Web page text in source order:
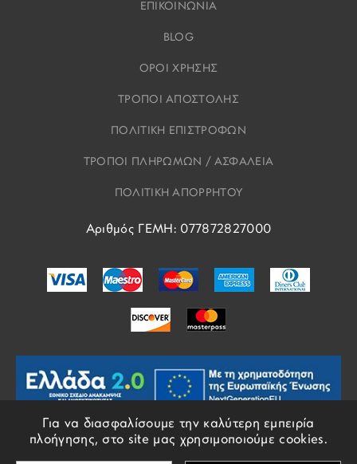
Για να διασφαλίσουμε την καλύτερη εμπειρία
πλοήγησης, στο site μας χρησιμοποιούμε cookies.
ΕΠΙΚΟΙΝΩΝΙΑ
BLOG
ΟΡΟΙ ΧΡΗΣΗΣ
ΤΡΟΠΟΙ ΑΠΟΣΤΟΛΗΣ
ΠΟΛΙΤΙΚΗ ΕΠΙΣΤΡΟΦΩΝ
ΤΡΟΠΟΙ ΠΛΗΡΩΜΩΝ / ΑΣΦΑΛΕΙΑ
ΠΟΛΙΤΙΚΗ ΑΠΟΡΡΗΤΟΥ
Αριθμός ΓΕΜΗ: 077872827000